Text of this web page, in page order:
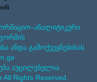
ანდა გამოქვეყნებისას
აუცილებელია.
Rights Reserved.